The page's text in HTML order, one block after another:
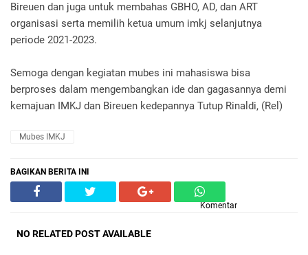
Bireuen dan juga untuk membahas GBHO, AD, dan ART
organisasi serta memilih ketua umum imkj selanjutnya
periode 2021-2023.
Semoga dengan kegiatan mubes ini mahasiswa bisa
berproses dalam mengembangkan ide dan gagasannya demi
kemajuan IMKJ dan Bireuen kedepannya Tutup Rinaldi, (Rel)
Mubes IMKJ
BAGIKAN BERITA INI
Komentar
NO RELATED POST AVAILABLE